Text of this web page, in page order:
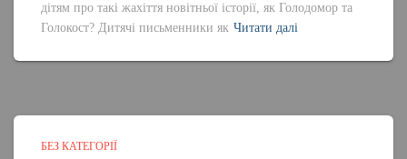
дітям про такі жахіття новітньої історії, як Голодомор та
Голокост? Дитячі письменники як Читати далі
БЕЗ КАТЕГОРІЇ